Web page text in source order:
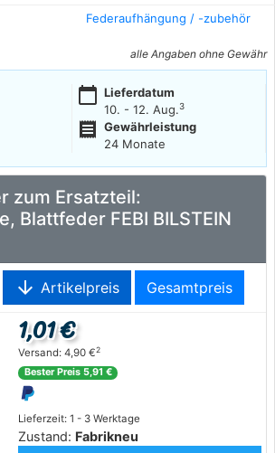
Federaufhängung / -zubehör
alle Angaben ohne Gewähr
calendar_today Lieferdatum
10. - 12. Aug.3
receipt
Gewährleistung
24 Monate
zum Ersatzteil:
Blattfeder FEBI BILSTEIN
arrow_downward Artikelpreis Gesamtpreis
Lieferzeit: 1 - 3 Werktage
Zustand: Fabrikneu
1,01 €
Versand: 4,90 €2
Bester Preis 5,91 €